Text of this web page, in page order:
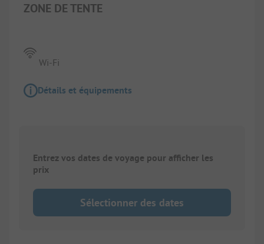
ZONE DE TENTE
Wi-Fi
Détails et équipements
Entrez vos dates de voyage pour afficher les
prix
Sélectionner des dates